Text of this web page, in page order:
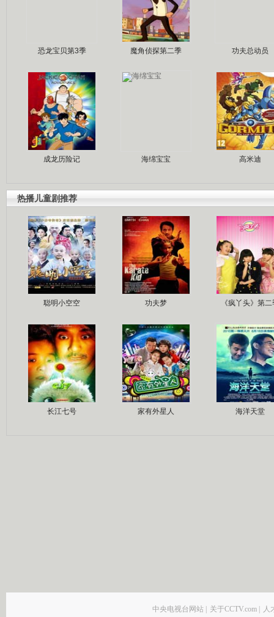
恐龙宝贝第3季 魔角侦探第二季 功夫总动员
成龙历险记 海绵宝宝 高米迪
热播儿童剧推荐
聪明小空空 功夫梦 《疯丫头》第二
长江七号 家有外星人 海洋天堂
中央电视台网站 | 关于CCTV.com | 人